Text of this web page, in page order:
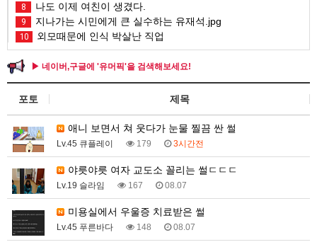
8 나도 이제 여친이 생겼다.
9 지나가는 시민에게 큰 실수하는 유재석.jpg
10 외모때문에 인식 박살난 직업
▶ 네이버,구글에 '유머픽'을 검색해보세요!
포토 제목
애니 보면서 쳐 웃다가 눈물 찔끔 싼 썰
Lv.45 큐플레이 179 3시간전
야릇야릇 여자 교도소 꼴리는 썰ㄷㄷㄷ
Lv.19 슬라임 167 08.07
미용실에서 우울증 치료받은 썰
Lv.45 푸른바다 148 08.07